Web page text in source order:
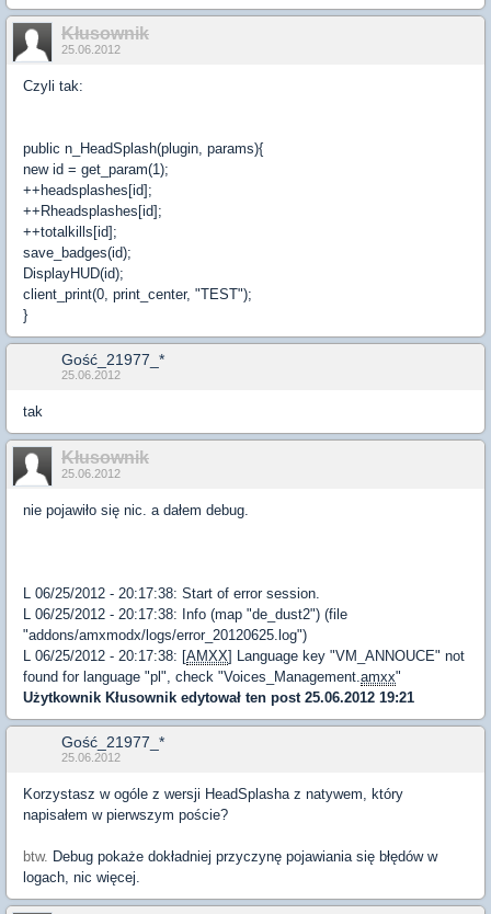
Kłusownik
25.06.2012
Czyli tak:
public n_HeadSplash(plugin, params){
new id = get_param(1);
++headsplashes[id];
++Rheadsplashes[id];
++totalkills[id];
save_badges(id);
DisplayHUD(id);
client_print(0, print_center, "TEST");
}
Gość_21977_*
25.06.2012
tak
Kłusownik
25.06.2012
nie pojawiło się nic. a dałem debug.
L 06/25/2012 - 20:17:38: Start of error session.
L 06/25/2012 - 20:17:38: Info (map "de_dust2") (file
"addons/amxmodx/logs/error_20120625.log")
L 06/25/2012 - 20:17:38: [AMXX] Language key "VM_ANNOUCE" not
found for language "pl", check "Voices_Management. amxx"
Użytkownik Kłusownik edytował ten post 25.06.2012 19:21
Gość_21977_*
25.06.2012
Korzystasz w ogóle z wersji HeadSplasha z natywem, który
napisałem w pierwszym poście?
btw. Debug pokaże dokładniej przyczynę pojawiania się błędów w
logach, nic więcej.